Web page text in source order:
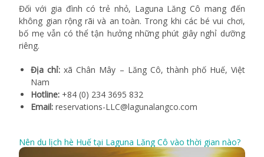
Đối với gia đình có trẻ nhỏ, Laguna Lăng Cô mang đến
không gian rộng rãi và an toàn. Trong khi các bé vui chơi,
bố mẹ vẫn có thể tận hưởng những phút giây nghỉ dưỡng
riêng.
Địa chỉ: xã Chân Mây – Lăng Cô, thành phố Huế, Việt
Nam
Hotline: +84 (0) 234 3695 832
Email: reservations-LLC@lagunalangco.com
Nên du lịch hè Huế tại Laguna Lăng Cô vào thời gian nào?